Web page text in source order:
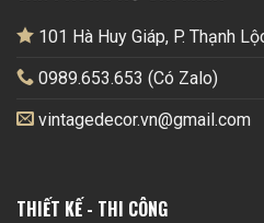
101 Hà Huy Giáp, P. Thạnh
0989.653.653 (Có Zalo)
vintagedecor.vn@gmail.com
THIẾT KẾ - THI CÔNG